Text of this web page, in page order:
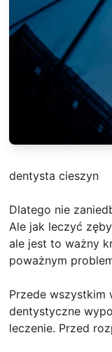
dentysta cieszyn
Dlatego nie
Ale jak leczyć
ale jest to ważny
poważnym
Przede wszystkim
dentystyczne
leczenie. Przed